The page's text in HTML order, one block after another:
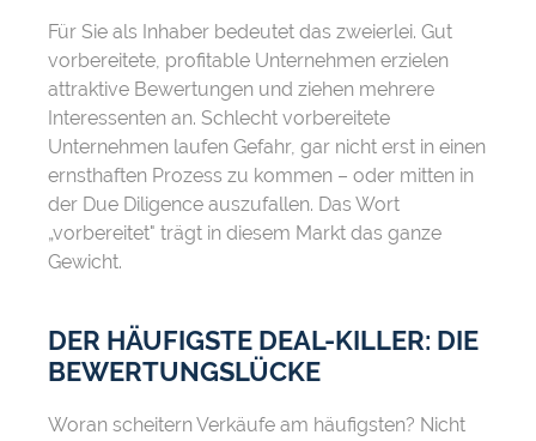
Für Sie als Inhaber bedeutet das zweierlei. Gut
vorbereitete, profitable Unternehmen erzielen
attraktive Bewertungen und ziehen mehrere
Interessenten an. Schlecht vorbereitete
Unternehmen laufen Gefahr, gar nicht erst in einen
ernsthaften Prozess zu kommen – oder mitten in
der Due Diligence auszufallen. Das Wort
„vorbereitet" trägt in diesem Markt das ganze
Gewicht.
DER HÄUFIGSTE DEAL-KILLER: DIE
BEWERTUNGSLÜCKE
Woran scheitern Verkäufe am häufigsten? Nicht